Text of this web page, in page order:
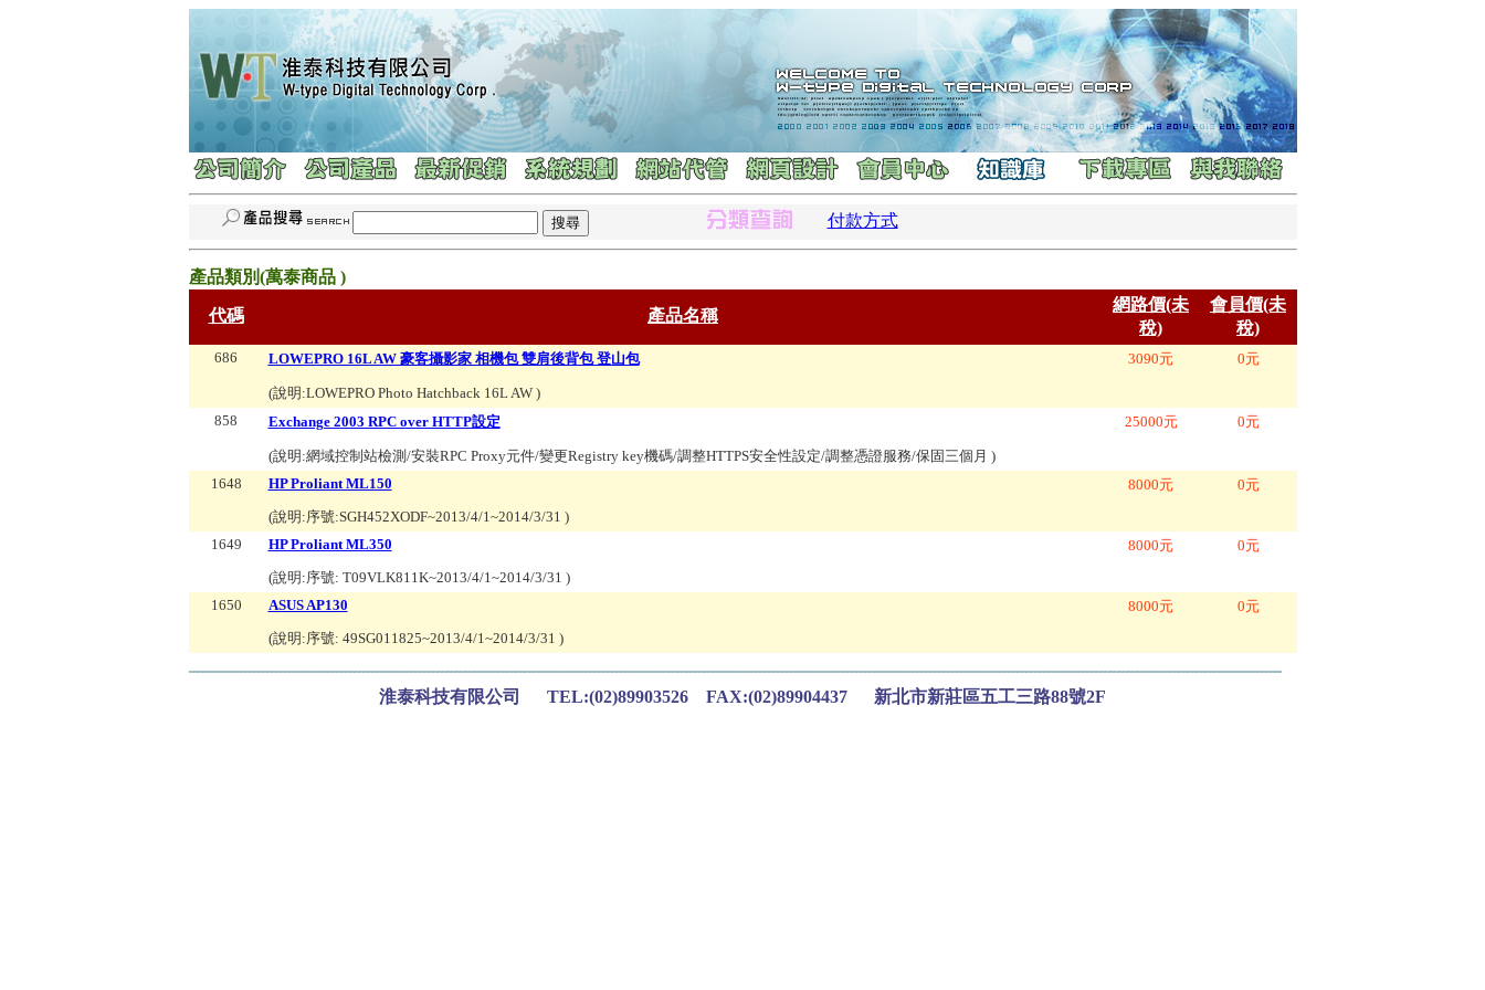
付款方式
產品類別(萬泰商品)
代碼 產品名稱
網路價(未
稅)
會員價(未
稅)
686 LOWEPRO 16L AW 豪客攝影家 相機包 雙肩後背包 登山包
(說明:LOWEPRO Photo Hatchback 16L AW )
3090元 0元
858 Exchange 2003 RPC over HTTP設定
(說明:網域控制站檢測/安裝RPC Proxy元件/變更Registry key機碼/調整HTTPS安全性設定/調整憑證服務/保固三個月 )
25000元 0元
1648
HP Proliant ML150
(說明:序號:SGH452XODF~2013/4/1~2014/3/31 )
8000元 0元
1649
HP Proliant ML350
(說明:序號: T09VLK811K~2013/4/1~2014/3/31 )
8000元 0元
1650
ASUS AP130
(說明:序號: 49SG011825~2013/4/1~2014/3/31 )
8000元 0元
淮泰科技有限公司 TEL:(02)89903526 FAX:(02)89904437 新北市新莊區五工三路88號2F